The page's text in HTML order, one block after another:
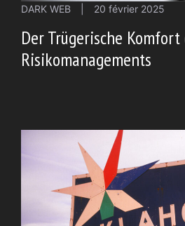
DARK WEB 20 février 2025
Der Trügerische Komfort
Risikomanagements